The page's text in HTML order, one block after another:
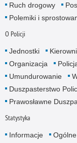
Ruch drogowy
Polemiki i
O Policji
Jednostki
Organizacja
Umundurowanie
Duszpasterstwo
Prawosławne
Statystyka
Informacje